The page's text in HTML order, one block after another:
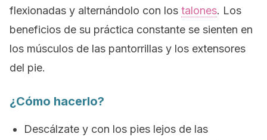
flexionadas y alternándolo con los talones. Los
beneficios de su práctica constante se sienten en
los músculos de las pantorrillas y los extensores
del pie.
¿Cómo hacerlo?
Descálzate y con los pies lejos de las